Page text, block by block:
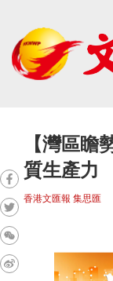
【灣區瞻
質生產力
香港文匯報 集思匯